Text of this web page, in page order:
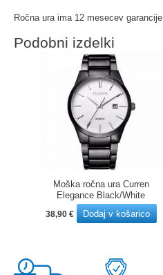
Ročna ura ima 12 mesecev garancije.
Podobni izdelki
Moška ročna ura Curren
Elegance Black/White
38,90 € Dodaj v košarico